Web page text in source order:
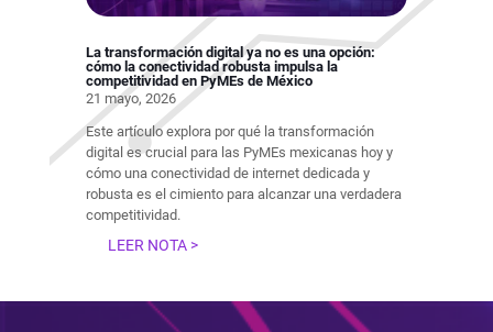
La transformación digital ya no es una opción:
cómo la conectividad robusta impulsa la
competitividad en PyMEs de México
21 mayo, 2026
Este artículo explora por qué la transformación
digital es crucial para las PyMEs mexicanas hoy y
cómo una conectividad de internet dedicada y
robusta es el cimiento para alcanzar una verdadera
competitividad.
LEER NOTA >